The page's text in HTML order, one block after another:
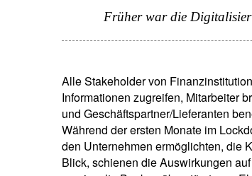
Früher war die
Alle Stakeholder von
Informationen zugreifen, Mitarbeiter
und Geschäftspartner/Lieferanten
Während der ersten Monate im
den Unternehmen ermöglichten, die
Blick, schienen die Auswirkungen